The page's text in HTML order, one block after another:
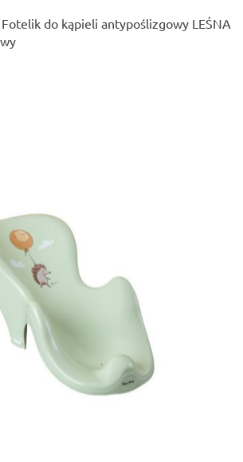
do kąpieli antypoślizgowy LEŚNA